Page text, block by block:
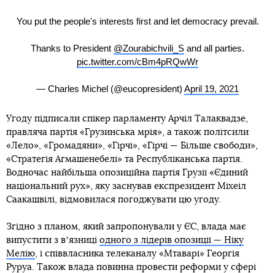
You put the people's interests first and let democracy prevail.
Thanks to President @Zourabichvili_S and all parties.
pic.twitter.com/cBm4pRQwWr
— Charles Michel (@eucopresident) April 19, 2021
Угоду підписали спікер парламенту Арчіл Талаквадзе,
правляча партія «Грузинська мрія», а також політсили
«Лело», «Громадяни», «Гірчі», «Гірчі — Більше свободи»,
«Стратегія Агмашенебелі» та Республіканська партія.
Водночас найбільша опозиційна партія Грузії «Єдиний
національний рух», яку заснував експрезидент Міхеіл
Саакашвілі, відмовилася погоджувати цю угоду.
Згідно з планом, який запропонували у ЄС, влада має
випустити з вʼязниці одного з лідерів опозиції — Ніку
Мелію, і співвласника телеканалу «Мтаварі» Георгія
Руруа. Також влада повинна провести реформи у сфері